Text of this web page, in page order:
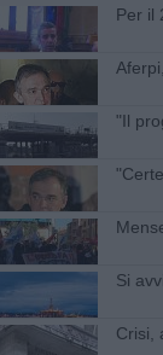
Per il
"Il
Si
Crisi,